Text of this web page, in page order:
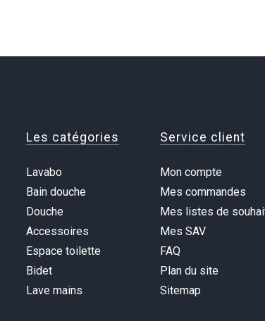
Les catégories
Lavabo
Bain douche
Douche
Accessoires
Espace toilette
Bidet
Lave mains
Service client
Mon compte
Mes commandes
Mes listes de
Mes SAV
FAQ
Plan du site
Sitemap